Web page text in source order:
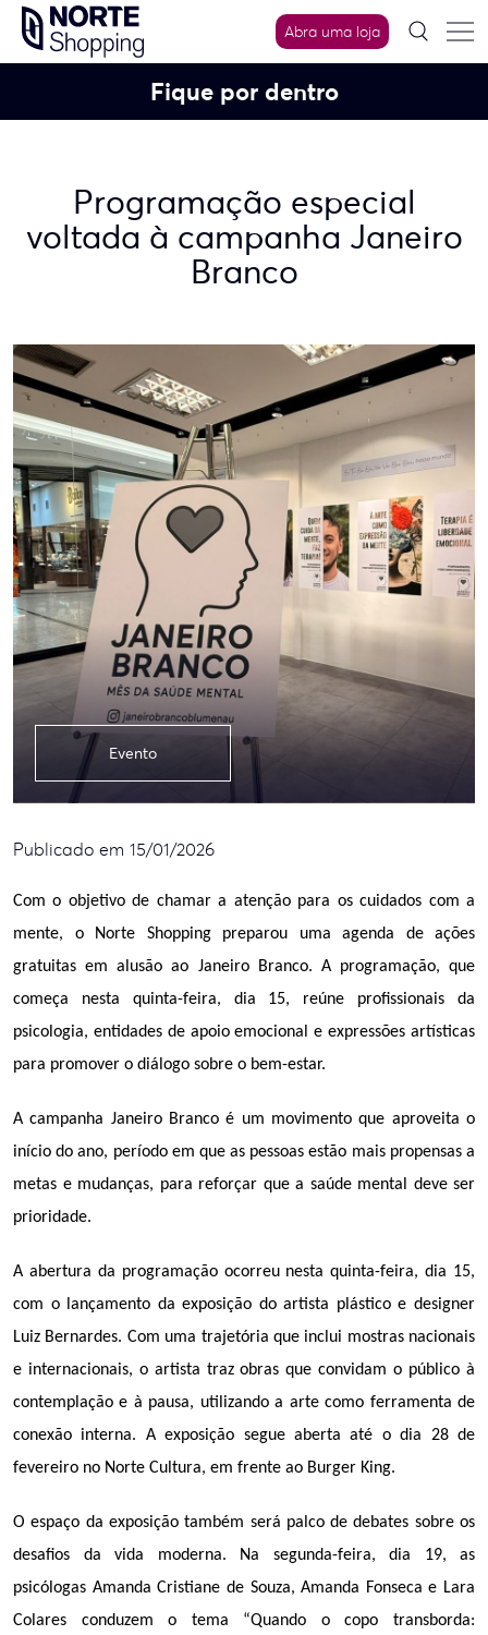
Skip
content
Abra uma loja
Fique por dentro
Programação especial
voltada à campanha Janeiro
Branco
Evento
Publicado em 15/01/2026
Com o objetivo de chamar a atenção para os cuidados com a
mente, o Norte Shopping preparou uma agenda de ações
gratuitas em alusão ao Janeiro Branco. A programação, que
começa nesta quinta-feira, dia 15, reúne profissionais da
psicologia, entidades de apoio emocional e expressões artísticas
para promover o diálogo sobre o bem-estar.
A campanha Janeiro Branco é um movimento que aproveita o
início do ano, período em que as pessoas estão mais propensas a
metas e mudanças, para reforçar que a saúde mental deve ser
prioridade.
A abertura da programação ocorreu nesta quinta-feira, dia 15,
com o lançamento da exposição do artista plástico e designer
Luiz Bernardes. Com uma trajetória que inclui mostras nacionais
e internacionais, o artista traz obras que convidam o público à
contemplação e à pausa, utilizando a arte como ferramenta de
conexão interna. A exposição segue aberta até o dia 28 de
fevereiro no Norte Cultura, em frente ao Burger King.
O espaço da exposição também será palco de debates sobre os
desafios da vida moderna. Na segunda-feira, dia 19, as
psicólogas Amanda Cristiane de Souza, Amanda Fonseca e Lara
Colares conduzem o tema “Quando o copo transborda: